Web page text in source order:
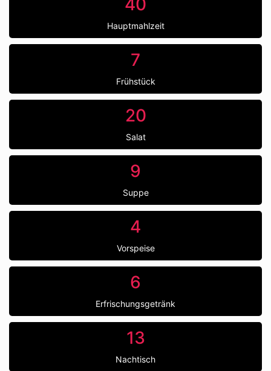
40
Hauptmahlzeit
7
Frühstück
20
Salat
9
Suppe
4
Vorspeise
6
Erfrischungsgetränk
13
Nachtisch